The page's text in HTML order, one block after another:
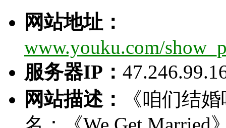
网站地址：
www.youku.com/
服务器IP：
网站描述：
《咱们结